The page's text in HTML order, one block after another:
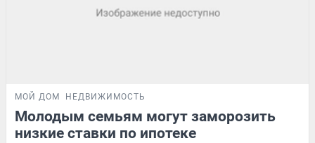
МОЙ ДОМ НЕДВИЖИМОСТЬ
Молодым семьям могут заморозить
низкие ставки по ипотеке